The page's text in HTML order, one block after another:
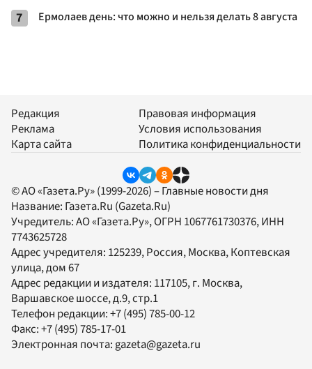
7 Ермолаев день: что можно и нельзя делать 8 августа
Редакция
Реклама
Карта сайта
Правовая информация
Условия использования
Политика конфиденциальности
© АО «Газета.Ру» (1999-2026) – Главные новости дня
Название: Газета.Ru (Gazeta.Ru)
Учредитель:АО «Газета.Ру», ОГРН 1067761730376, ИНН
7743625728
Адрес учредителя: 125239, Россия, Москва, Коптевская
улица, дом 67
Адрес редакции и издателя: 117105, г. Москва,
Варшавское шоссе, д.9, стр.1
Телефон редакции:+7 (495) 785-00-12
Факс:+7 (495) 785-17-01
Электронная почта: gazeta@gazeta.ru